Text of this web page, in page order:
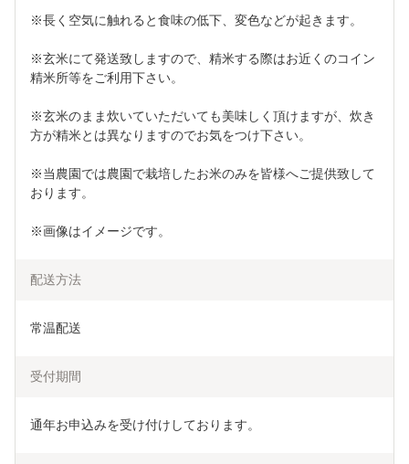
※長く空気に触れると食味の低下、変色などが起きます。
※玄米にて発送致しますので、精米する際はお近くのコイン
精米所等をご利用下さい。
※玄米のまま炊いていただいても美味しく頂けますが、炊き
方が精米とは異なりますのでお気をつけ下さい。
※当農園では農園で栽培したお米のみを皆様へご提供致して
おります。
※画像はイメージです。
配送方法
常温配送
受付期間
通年お申込みを受け付けしております。